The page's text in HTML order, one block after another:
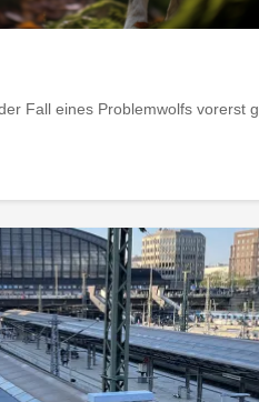
Fall eines Problemwolfs vorerst